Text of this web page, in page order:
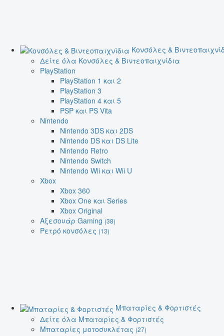
Κονσόλες &
Δείτε όλα Κονσόλες & Βιντεοπαιχνίδια
PlayStation
PlayStation 1 και 2
PlayStation 3
PlayStation 4 και 5
PSP και PS Vita
Nintendo
Nintendo 3DS και 2DS
Nintendo DS και DS Lite
Nintendo Retro
Nintendo Switch
Nintendo Wii και Wii U
Xbox
Xbox 360
Xbox One και Series
Xbox Original
Αξεσουάρ Gaming (38)
Ρετρό κονσόλες (13)
Μπαταρίες & Φορτιστές
Δείτε όλα Μπαταρίες & Φορτιστές
Μπαταρίες μοτοσυκλέτας (27)